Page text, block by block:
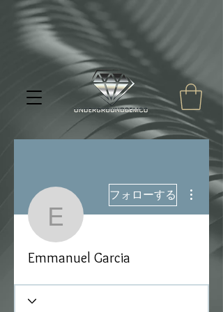
Emmanuel
フォローする
Emmanuel Garcia